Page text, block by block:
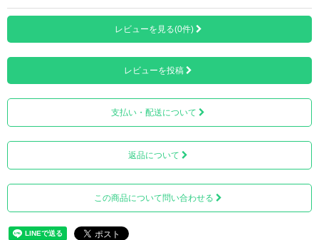
上質な京金襴の裂地（きれじ）を使用しております。
レビューを見る(0件)
レビューを投稿
支払い・配送について
返品について
この商品について問い合わせる